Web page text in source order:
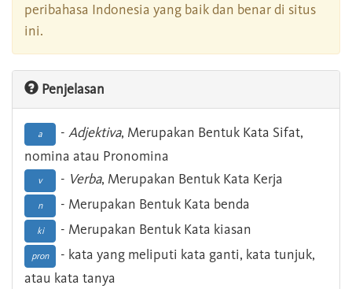
peribahasa Indonesia yang baik dan benar di situs
ini.
Penjelasan
a - Adjektiva, Merupakan Bentuk Kata Sifat,
nomina atau Pronomina
v - Verba, Merupakan Bentuk Kata Kerja
n - Merupakan Bentuk Kata benda
ki - Merupakan Bentuk Kata kiasan
pron
- kata yang meliputi kata ganti, kata tunjuk,
atau kata tanya